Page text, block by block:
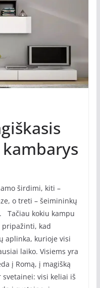
širdimi, kiti –
o treti – šeimininkų
Tačiau kokiu kampu
kad
aplinka, kurioje visi
laiko. Visiems yra
į Romą, į magišką
visi keliai iš